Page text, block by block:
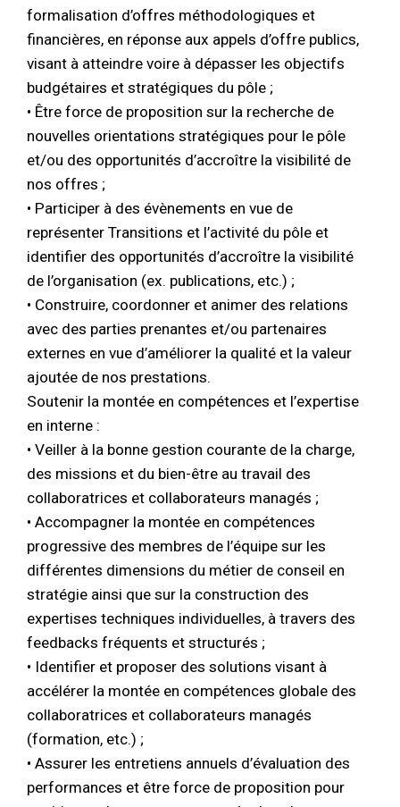
formalisation d’offres méthodologiques et
financières, en réponse aux appels d’offre publics,
visant à atteindre voire à dépasser les objectifs
budgétaires et stratégiques du pôle ;
• Être force de proposition sur la recherche de
nouvelles orientations stratégiques pour le pôle
et/ou des opportunités d’accroître la visibilité de
nos offres ;
• Participer à des évènements en vue de
représenter Transitions et l’activité du pôle et
identifier des opportunités d’accroître la visibilité
de l’organisation (ex. publications, etc.) ;
• Construire, coordonner et animer des relations
avec des parties prenantes et/ou partenaires
externes en vue d’améliorer la qualité et la valeur
ajoutée de nos prestations.
Soutenir la montée en compétences et l’expertise
en interne :
• Veiller à la bonne gestion courante de la charge,
des missions et du bien-être au travail des
collaboratrices et collaborateurs managés ;
• Accompagner la montée en compétences
progressive des membres de l’équipe sur les
différentes dimensions du métier de conseil en
stratégie ainsi que sur la construction des
expertises techniques individuelles, à travers des
feedbacks fréquents et structurés ;
• Identifier et proposer des solutions visant à
accélérer la montée en compétences globale des
collaboratrices et collaborateurs managés
(formation, etc.) ;
• Assurer les entretiens annuels d’évaluation des
performances et être force de proposition pour